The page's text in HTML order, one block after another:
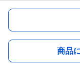
商品